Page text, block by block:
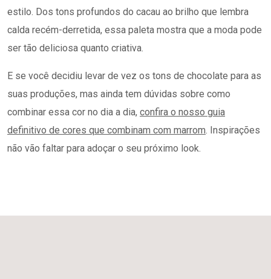
estilo. Dos tons profundos do cacau ao brilho que lembra
calda recém-derretida, essa paleta mostra que a moda pode
ser tão deliciosa quanto criativa.
E se você decidiu levar de vez os tons de chocolate para as
suas produções, mas ainda tem dúvidas sobre como
combinar essa cor no dia a dia, confira o nosso guia
definitivo de cores que combinam com marrom. Inspirações
não vão faltar para adoçar o seu próximo look.